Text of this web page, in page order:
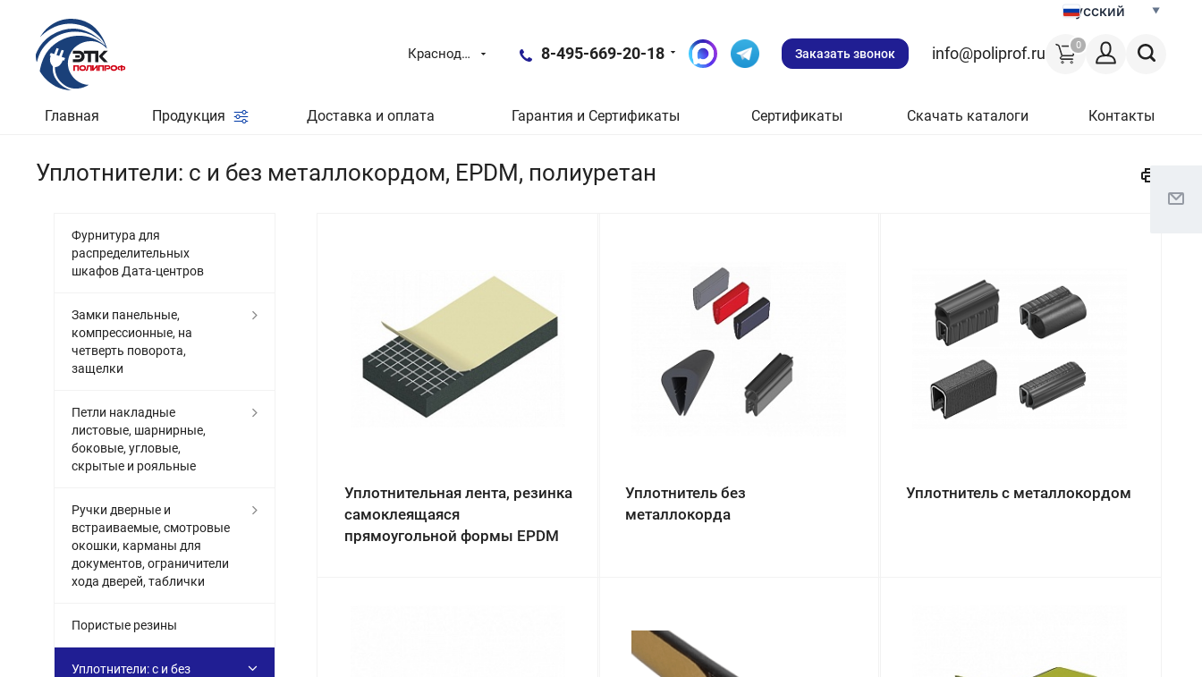
Русский
0
Краснодар 8-495-669-20-18 Заказать звонок info@poliprof.ru
Главная Продукция Доставка и оплата Гарантия и Сертификаты Сертификаты Скачать каталоги Контакты
Уплотнители: с и без металлокордом, EPDM, полиуретан
Уплотнительная лента, резинка
самоклеящаяся
прямоугольной формы EPDM
Уплотнитель без
металлокорда
Уплотнитель с металлокордом
Фурнитура для
распределительных
шкафов Дата-центров
Замки панельные,
компрессионные, на
четверть поворота,
защелки
Петли накладные
листовые, шарнирные,
боковые, угловые,
скрытые и рояльные
Ручки дверные и
встраиваемые, смотровые
окошки, карманы для
документов, ограничители
хода дверей, таблички
Пористые резины
Уплотнители: с и без